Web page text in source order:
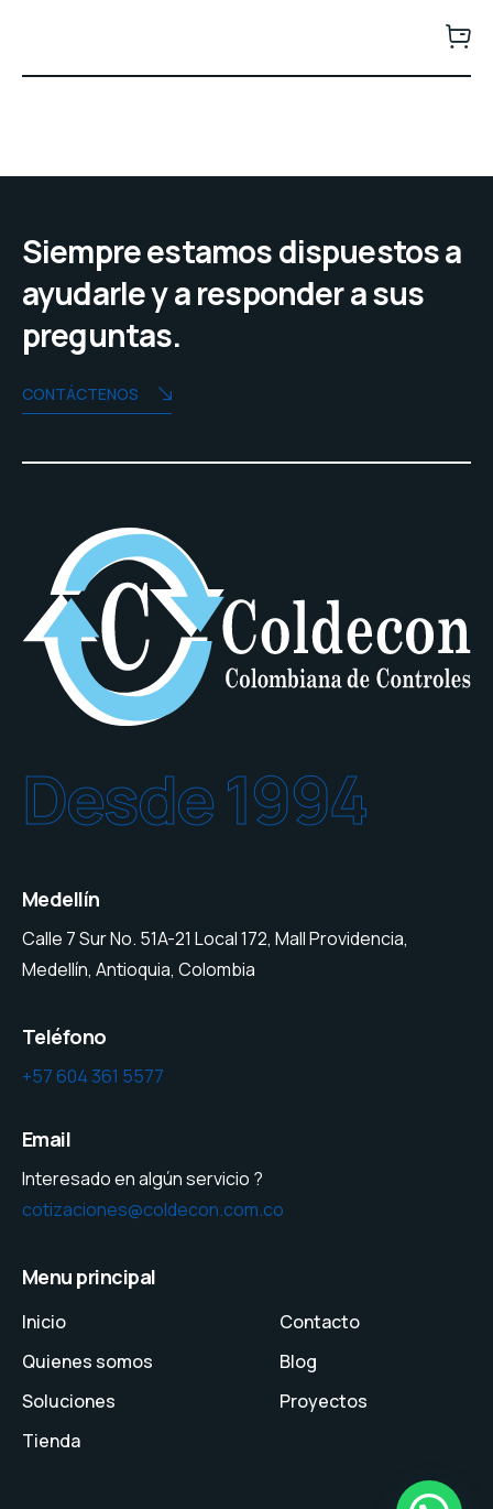
Siempre estamos dispuestos a
ayudarle y a responder a sus
preguntas.
CONTÁCTENOS
Desde 1994
Medellín
Calle 7 Sur No. 51A-21 Local 172, Mall Providencia,
Medellín, Antioquia, Colombia
Teléfono
+57 604 361 5577
Email
Interesado en algún servicio ?
cotizaciones@coldecon.com.co
Menu principal
Inicio
Quienes somos
Soluciones
Tienda
Contacto
Blog
Proyectos